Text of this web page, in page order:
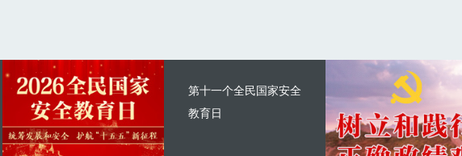
第十一个全民国家安全
教育日